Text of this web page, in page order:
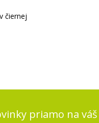
čiernej
priamo na